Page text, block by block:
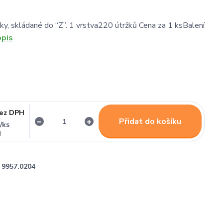
skládané do “Z”. 1 vrstva220 útržků Cena za 1 ksBalení
/ks
DPH
Přidat do košíku
9957.0204